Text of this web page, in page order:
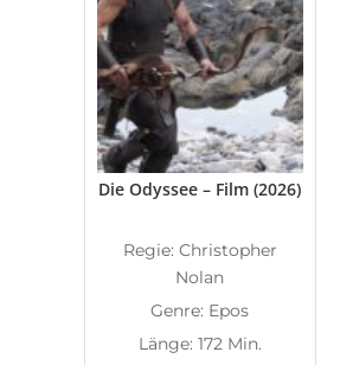
Die Odyssee – Film (2026)
Regie: Christopher
Nolan
Genre: Epos
Länge: 172 Min.